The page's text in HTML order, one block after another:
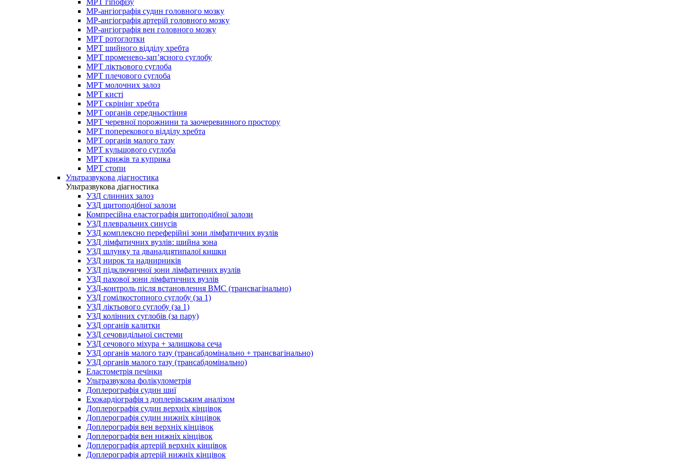
МРТ гіпофізу
МР-ангіографія судин головного мозку
МР-ангіографія артерій головного мозку
МР-ангіографія вен головного мозку
МРТ ротоглотки
МРТ шийного відділу хребта
МРТ променево-зап’ясного суглобу
МРТ ліктьового суглоба
МРТ плечового суглоба
МРТ молочних залоз
МРТ кисті
МРТ скрінінг хребта
МРТ органів середньостіння
МРТ черевної порожнини та заочеревинного простору
МРТ поперекового відділу хребта
МРТ органів малого тазу
МРТ кульшового суглоба
МРТ крижів та куприка
МРТ стопи
Ультразвукова діагностика
Ультразвукова діагностика
УЗД слинних залоз
УЗД щитоподібної залози
Компресійна еластографія щитоподібної залози
УЗД плевральних синусів
УЗД комплексно переферійні зони лімфатичних вузлів
УЗД лімфатичних вузлів: шийна зона
УЗД шлунку та дванадцятипалої кишки
УЗД нирок та наднирників
УЗД підключичної зони лімфатичних вузлів
УЗД пахової зони лімфатичних вузлів
УЗД-контроль після встановлення ВМС (трансвагінально)
УЗД гомілкостопного суглобу (за 1)
УЗД ліктьового суглобу (за 1)
УЗД колінних суглобів (за пару)
УЗД органів калитки
УЗД сечовидільної системи
УЗД сечового міхура + залишкова сеча
УЗД органів малого тазу (трансабдомінально + трансвагінально)
УЗД органів малого тазу (трансабдомінально)
Еластометрія печінки
Ультразвукова фолікулометрія
Доплерографія судин шиї
Ехокардіографія з доплерівським аналізом
Доплерографія судин верхніх кінцівок
Доплерографія судин нижніх кінцівок
Доплерографія вен верхніх кінцівок
Доплерографія вен нижніх кінцівок
Доплерографія артерій верхніх кінцівок
Доплерографія артерій нижніх кінцівок